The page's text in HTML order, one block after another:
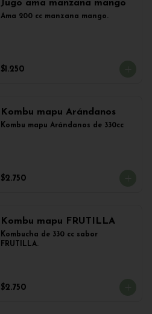
Jugo ama manzana mango
Ama 200 cc manzana mango.
$1.250
Kombu mapu Arándanos
Kombu mapu Arándanos de 330cc
$2.750
Kombu mapu FRUTILLA
Kombucha de 330 cc sabor
FRUTILLA.
$2.750